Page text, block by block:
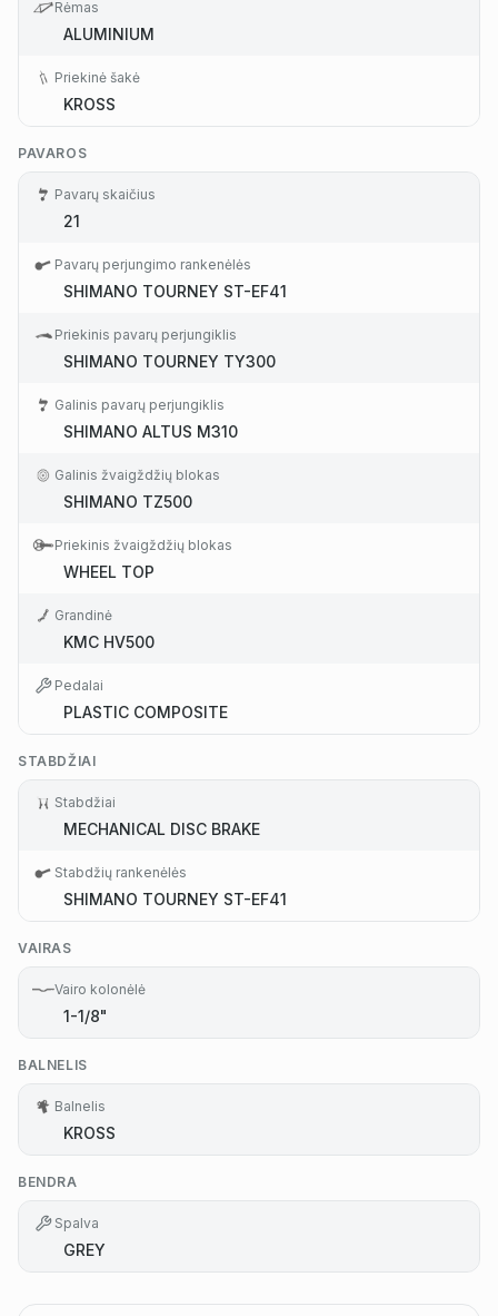
Rėmas
ALUMINIUM
Priekinė šakė
KROSS
PAVAROS
Pavarų skaičius
21
Pavarų perjungimo rankenėlės
SHIMANO TOURNEY ST-EF41
Priekinis pavarų perjungiklis
SHIMANO TOURNEY TY300
Galinis pavarų perjungiklis
SHIMANO ALTUS M310
Galinis žvaigždžių blokas
SHIMANO TZ500
Priekinis žvaigždžių blokas
WHEEL TOP
Grandinė
KMC HV500
Pedalai
PLASTIC COMPOSITE
STABDŽIAI
Stabdžiai
MECHANICAL DISC BRAKE
Stabdžių rankenėlės
SHIMANO TOURNEY ST-EF41
VAIRAS
Vairo kolonėlė
1-1/8"
BALNELIS
Balnelis
KROSS
BENDRA
Spalva
GREY